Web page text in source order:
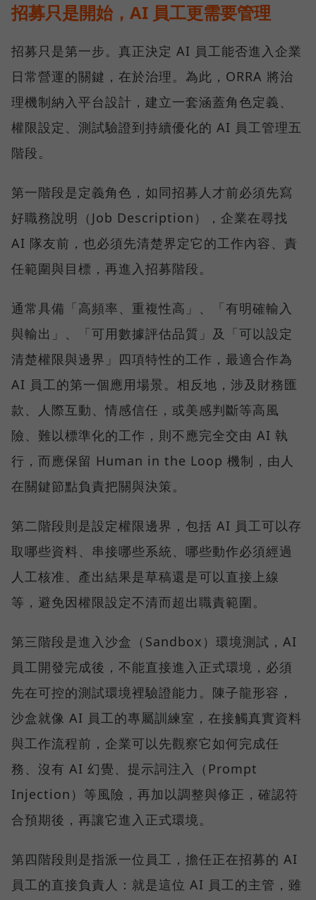
招募只是開始，AI 員工更需要管理
招募只是第一步。真正決定 AI 員工能否進入企業
日常營運的關鍵，在於治理。為此，ORRA 將治
理機制納入平台設計，建立一套涵蓋角色定義、
權限設定、測試驗證到持續優化的 AI 員工管理五
階段。
第一階段是定義角色，如同招募人才前必須先寫
好職務說明（Job Description），企業在尋找
AI 隊友前，也必須先清楚界定它的工作內容、責
任範圍與目標，再進入招募階段。
通常具備「高頻率、重複性高」、「有明確輸入
與輸出」、「可用數據評估品質」及「可以設定
清楚權限與邊界」四項特性的工作，最適合作為
AI 員工的第一個應用場景。相反地，涉及財務匯
款、人際互動、情感信任，或美感判斷等高風
險、難以標準化的工作，則不應完全交由 AI 執
行，而應保留 Human in the Loop 機制，由人
在關鍵節點負責把關與決策。
第二階段則是設定權限邊界，包括 AI 員工可以存
取哪些資料、串接哪些系統、哪些動作必須經過
人工核准、產出結果是草稿還是可以直接上線
等，避免因權限設定不清而超出職責範圍。
第三階段是進入沙盒（Sandbox）環境測試，AI
員工開發完成後，不能直接進入正式環境，必須
先在可控的測試環境裡驗證能力。陳子龍形容，
沙盒就像 AI 員工的專屬訓練室，在接觸真實資料
與工作流程前，企業可以先觀察它如何完成任
務、沒有 AI 幻覺、提示詞注入（Prompt
Injection）等風險，再加以調整與修正，確認符
合預期後，再讓它進入正式環境。
第四階段則是指派一位員工，擔任正在招募的 AI
員工的直接負責人：就是這位 AI 員工的主管，雖